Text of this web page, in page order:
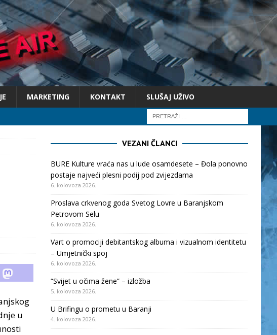
MARKETING KONTAKT SLUŠAJ UŽIVO
u
VEZANI ČLANCI
BURE Kulture vraća nas u lude osamdesete – Đola ponovno
postaje najveći plesni podij pod zvijezdama
6. kolovoza 2026.
Proslava crkvenog goda Svetog Lovre u Baranjskom
Petrovom Selu
6. kolovoza 2026.
Vart o promociji debitantskog albuma i vizualnom identitetu
– Umjetnički spoj
6. kolovoza 2026.
“Svijet u očima žene” – izložba
5. kolovoza 2026.
U Brifingu o prometu u Baranji
4. kolovoza 2026.